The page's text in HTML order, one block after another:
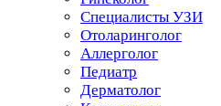
Специалисты УЗИ
Отоларинголог
Аллерголог
Педиатр
Дерматолог